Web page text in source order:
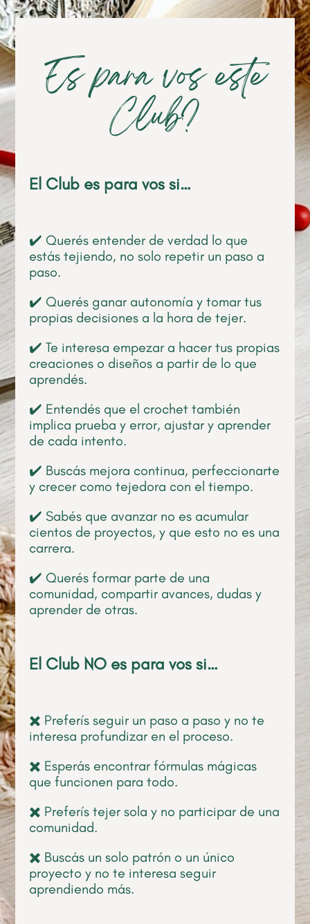
Es para vos este
Club?
El Club es para vos si…
✔️ Querés entender de verdad lo que
estás tejiendo, no solo repetir un paso a
paso.
✔️ Querés ganar autonomía y tomar tus
propias decisiones a la hora de tejer.
✔️ Te interesa empezar a hacer tus propias
creaciones o diseños a partir de lo que
aprendés.
✔️ Entendés que el crochet también
implica prueba y error, ajustar y aprender
de cada intento.
✔️ Buscás mejora continua, perfeccionarte
y crecer como tejedora con el tiempo.
✔️ Sabés que avanzar no es acumular
cientos de proyectos, y que esto no es una
carrera.
✔️ Querés formar parte de una
comunidad, compartir avances, dudas y
aprender de otras.
El Club NO es para vos si…
✖️ Preferís seguir un paso a paso y no te
interesa profundizar en el proceso.
✖️ Esperás encontrar fórmulas mágicas
que funcionen para todo.
✖️ Preferís tejer sola y no participar de una
comunidad.
✖️ Buscás un solo patrón o un único
proyecto y no te interesa seguir
aprendiendo más.